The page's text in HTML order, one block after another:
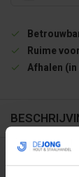
Ruime
Afhalen
WIJ